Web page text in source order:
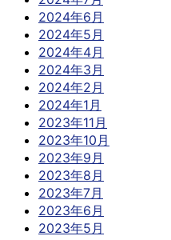
2024年6月
2024年5月
2024年4月
2024年3月
2024年2月
2024年1月
2023年11月
2023年10月
2023年9月
2023年8月
2023年7月
2023年6月
2023年5月